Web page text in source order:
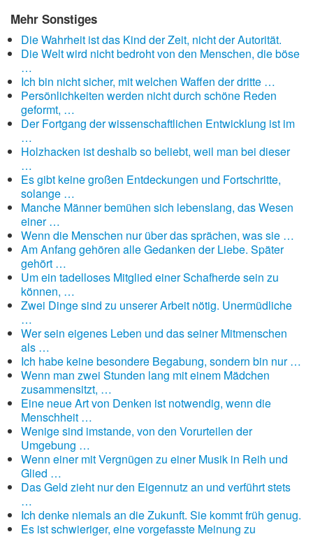
Mehr Sonstiges
Die Wahrheit ist das Kind der Zeit, nicht der Autorität.
Die Welt wird nicht bedroht von den Menschen, die böse
…
Ich bin nicht sicher, mit welchen Waffen der dritte …
Persönlichkeiten werden nicht durch schöne Reden
geformt, …
Der Fortgang der wissenschaftlichen Entwicklung ist im
…
Holzhacken ist deshalb so beliebt, weil man bei dieser
…
Es gibt keine großen Entdeckungen und Fortschritte,
solange …
Manche Männer bemühen sich lebenslang, das Wesen
einer …
Wenn die Menschen nur über das sprächen, was sie …
Am Anfang gehören alle Gedanken der Liebe. Später
gehört …
Um ein tadelloses Mitglied einer Schafherde sein zu
können, …
Zwei Dinge sind zu unserer Arbeit nötig. Unermüdliche
…
Wer sein eigenes Leben und das seiner Mitmenschen
als …
Ich habe keine besondere Begabung, sondern bin nur …
Wenn man zwei Stunden lang mit einem Mädchen
zusammensitzt, …
Eine neue Art von Denken ist notwendig, wenn die
Menschheit …
Wenige sind imstande, von den Vorurteilen der
Umgebung …
Wenn einer mit Vergnügen zu einer Musik in Reih und
Glied …
Das Geld zieht nur den Eigennutz an und verführt stets
…
Ich denke niemals an die Zukunft. Sie kommt früh genug.
Es ist schwieriger, eine vorgefasste Meinung zu